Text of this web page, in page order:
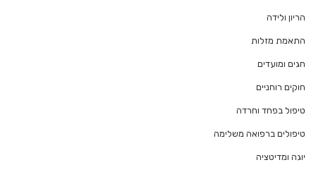
הריון ולידה
התאמת מזלות
חגים ומועדים
חוקים רוחניים
טיפול בפחד וחרדה
טיפולים ברפואה משלימה
יוגה ומדיטציה